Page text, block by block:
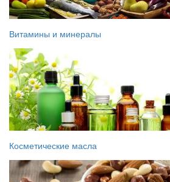
Витамины и минералы
Косметические масла